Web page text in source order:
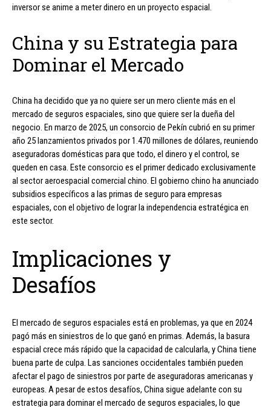
inversor se anime a meter dinero en un proyecto espacial.
China y su Estrategia para
Dominar el Mercado
China ha decidido que ya no quiere ser un mero cliente más en el
mercado de seguros espaciales, sino que quiere ser la dueña del
negocio. En marzo de 2025, un consorcio de Pekín cubrió en su primer
año 25 lanzamientos privados por 1.470 millones de dólares, reuniendo
aseguradoras domésticas para que todo, el dinero y el control, se
queden en casa. Este consorcio es el primer dedicado exclusivamente
al sector aeroespacial comercial chino. El gobierno chino ha anunciado
subsidios específicos a las primas de seguro para empresas
espaciales, con el objetivo de lograr la independencia estratégica en
este sector.
Implicaciones y
Desafíos
El mercado de seguros espaciales está en problemas, ya que en 2024
pagó más en siniestros de lo que ganó en primas. Además, la basura
espacial crece más rápido que la capacidad de calcularla, y China tiene
buena parte de culpa. Las sanciones occidentales también pueden
afectar el pago de siniestros por parte de aseguradoras americanas y
europeas. A pesar de estos desafíos, China sigue adelante con su
estrategia para dominar el mercado de seguros espaciales, lo que